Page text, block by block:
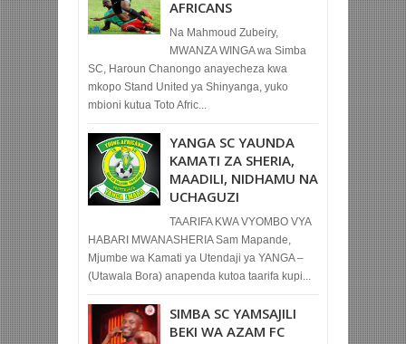
AFRICANS
Na Mahmoud Zubeiry,
MWANZA WINGA wa Simba
SC, Haroun Chanongo anayecheza kwa
mkopo Stand United ya Shinyanga, yuko
mbioni kutua Toto Afric...
YANGA SC YAUNDA
KAMATI ZA SHERIA,
MAADILI, NIDHAMU NA
UCHAGUZI
TAARIFA KWA VYOMBO VYA
HABARI MWANASHERIA Sam Mapande,
Mjumbe wa Kamati ya Utendaji ya YANGA –
(Utawala Bora) anapenda kutoa taarifa kupi...
SIMBA SC YAMSAJILI
BEKI WA AZAM FC